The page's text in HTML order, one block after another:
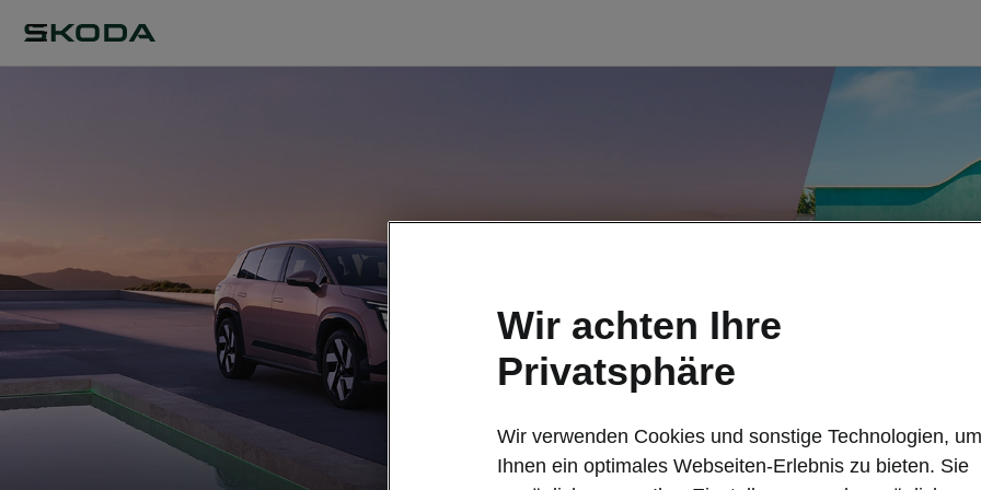
Wir achten Ihre
Privatsphäre
Wir verwenden Cookies und sonstige Technologien, um
Ihnen ein optimales Webseiten-Erlebnis zu bieten. Sie